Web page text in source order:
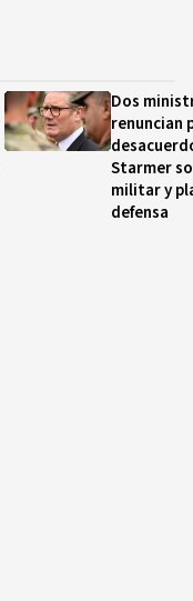
Dos
renuncian
Starmer
militar y
defensa